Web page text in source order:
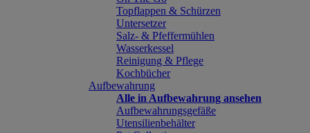
Topflappen & Schürzen
Untersetzer
Salz- & Pfeffermühlen
Wasserkessel
Reinigung & Pflege
Kochbücher
Aufbewahrung
Alle in Aufbewahrung ansehen
Aufbewahrungsgefäße
Utensilienbehälter